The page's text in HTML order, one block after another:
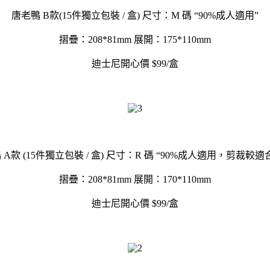
唐老鴨 B款(15件獨立包裝 / 盒) 尺寸：M 碼 “90%成人適用”
摺疊：208*81mm 展開：175*110mm
迪士尼開心價 $99/盒
A款 (15件獨立包裝 / 盒) 尺寸：R 碼 “90%成人適用，剪裁較適
摺疊：208*81mm 展開：170*110mm
迪士尼開心價 $99/盒